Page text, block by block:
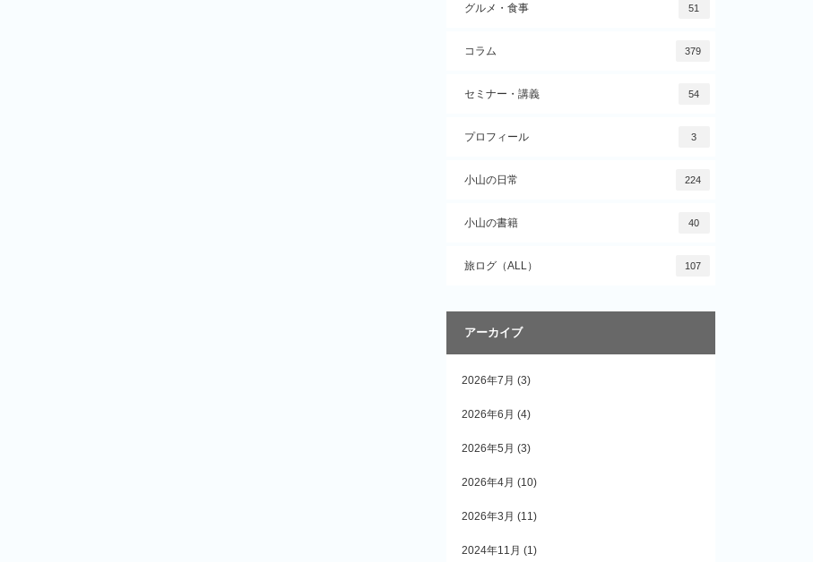
グルメ・食事 51
コラム 379
セミナー・講義 54
プロフィール 3
小山の日常 224
小山の書籍 40
旅ログ（ALL） 107
アーカイブ
2026年7月 (3)
2026年6月 (4)
2026年5月 (3)
2026年4月 (10)
2026年3月 (11)
2024年11月 (1)